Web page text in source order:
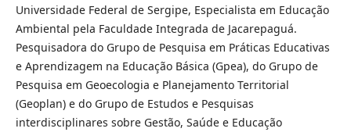
Universidade Federal de Sergipe, Especialista em Educação
Ambiental pela Faculdade Integrada de Jacarepaguá.
Pesquisadora do Grupo de Pesquisa em Práticas Educativas
e Aprendizagem na Educação Básica (Gpea), do Grupo de
Pesquisa em Geoecologia e Planejamento Territorial
(Geoplan) e do Grupo de Estudos e Pesquisas
interdisciplinares sobre Gestão, Saúde e Educação